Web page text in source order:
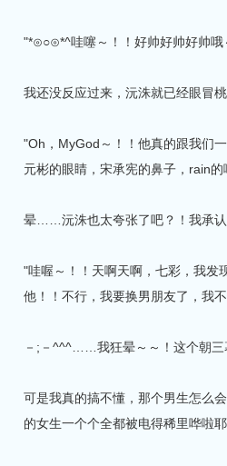
"*⊙○⊙*^哇噻～！！好帅好帅好帅
我还没反应过来，沅洙就已经眼冒
"Oh，MyGod～！！他真的跟我们
元彬的眼睛，宋承宪的鼻子，rain
晕……沅洙也太夸张了吧？！我承
"哇喔～！！天啊天啊，七彩，我
他！！不行，我要换男朋友了，我
－;－^^^……我狂晕～～！这个朝三
可是我真的搞不懂，那个男生怎么
的女生一个个全都被电得稀里哗啦